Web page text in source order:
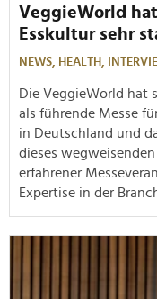
VeggieWorld
Esskultur sehr
NEWS, HEALTH,
Die VeggieWorld hat
als führende Messe
in Deutschland und
dieses
erfahrener
Expertise in der